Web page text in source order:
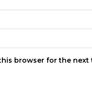
browser for the